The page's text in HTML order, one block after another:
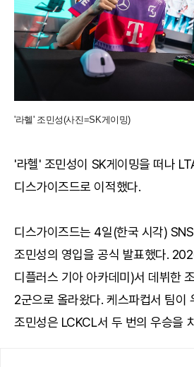
'라헬' 조민성(사진=SK게이밍)
'라헬' 조민성이 SK게이밍을 떠나
디스가이즈드로 이적했다.
디스가이즈드는 4일(한국 시각)
조민성의 영입을 공식 발표했다.
디플러스 기아 아카데미)서 데뷔한
2군으로 올라왔다. 케스파컵서 팀이
조민성은 LCKCL서 두 번의 우승을